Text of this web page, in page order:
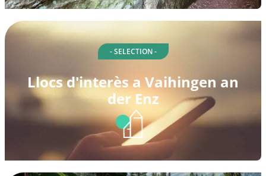
- SELECTION -
Llocs d'interès a Vaihingen an
der Enz